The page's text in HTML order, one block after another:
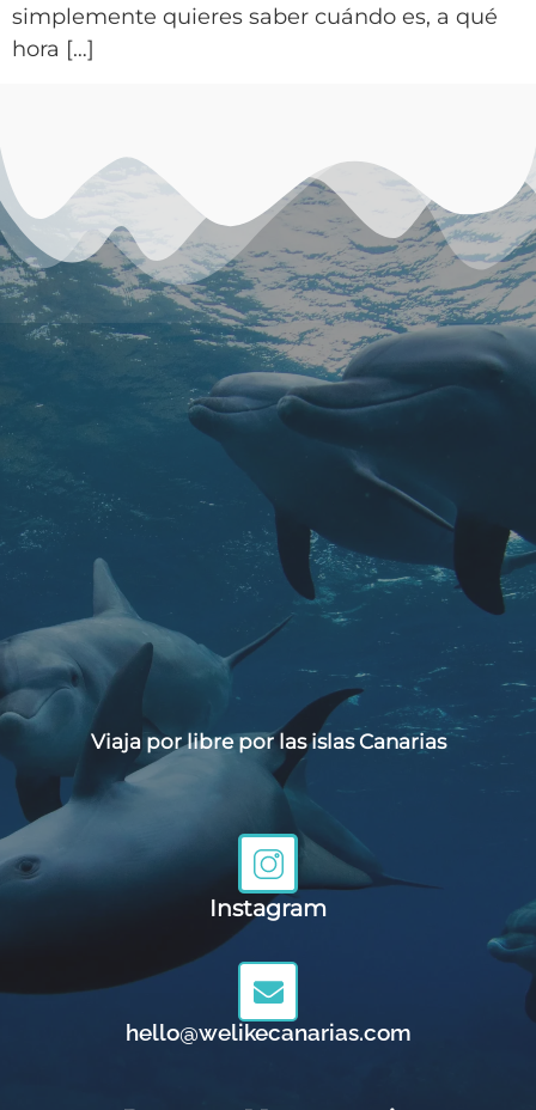
simplemente quieres saber cuándo es, a qué
hora […]
Viaja por libre por las islas Canarias
Instagram
hello@welikecanarias.com